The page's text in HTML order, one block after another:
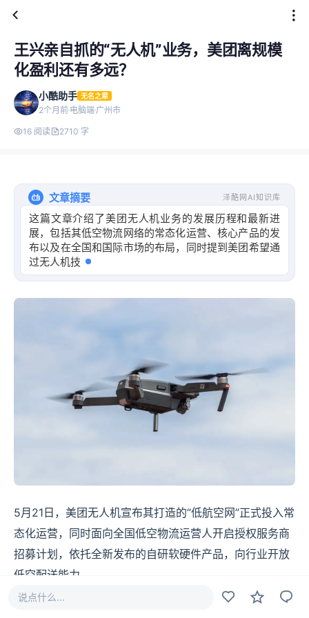
王兴亲自抓的“无人机”业务，美团离规模
化盈利还有多远？
小酷助手 无名之辈
2个月前 电脑端 广州市
16 阅读 2710 字
文章摘要 泽酷网AI知识库
这篇文章介绍了美团无人机业务的发展历程和最新进
展，包括其低空物流网络的常态化运营、核心产品的发
布以及在全国和国际市场的布局，同时提到美团希望通
过无人机技术提升
5月21日，美团无人机宣布其打造的“低航空网”正式投入常
态化运营，同时面向全国低空物流运营人开启授权服务商
招募计划，依托全新发布的自研软硬件产品，向行业开放
低空配送能力。
说点什么...